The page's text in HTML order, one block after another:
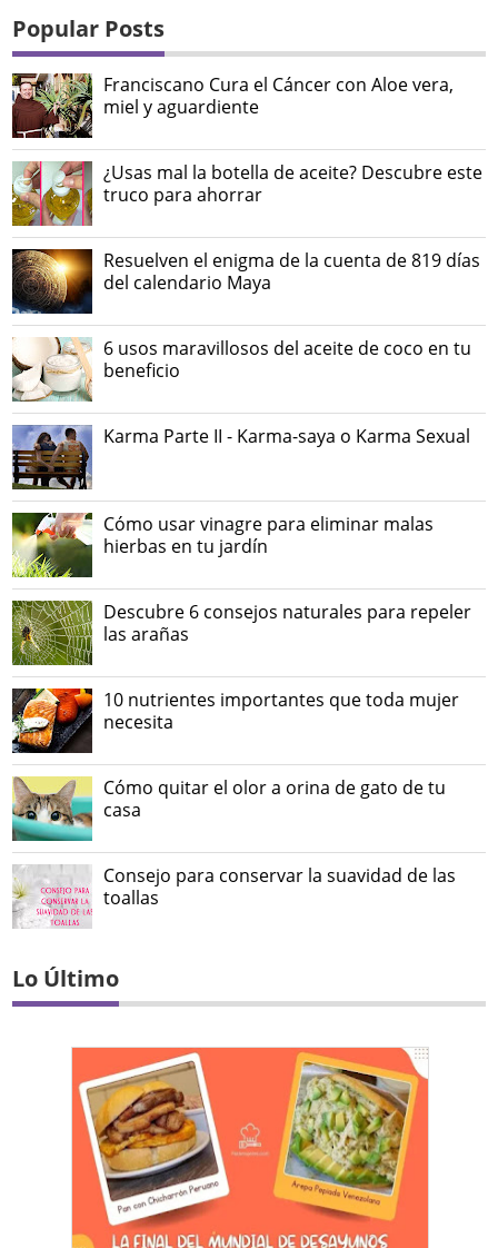
Popular Posts
Franciscano Cura el Cáncer con Aloe vera,
miel y aguardiente
¿Usas mal la botella de aceite? Descubre este
truco para ahorrar
Resuelven el enigma de la cuenta de 819 días
del calendario Maya
6 usos maravillosos del aceite de coco en tu
beneficio
Karma Parte II - Karma-saya o Karma Sexual
Cómo usar vinagre para eliminar malas
hierbas en tu jardín
Descubre 6 consejos naturales para repeler
las arañas
10 nutrientes importantes que toda mujer
necesita
Cómo quitar el olor a orina de gato de tu
casa
Consejo para conservar la suavidad de las
toallas
Lo Último